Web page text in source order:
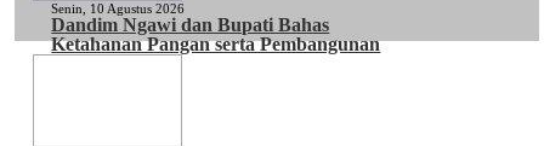
Senin, 10 Agustus 2026
Dandim Ngawi dan Bupati Bahas
Ketahanan Pangan serta Pembangunan